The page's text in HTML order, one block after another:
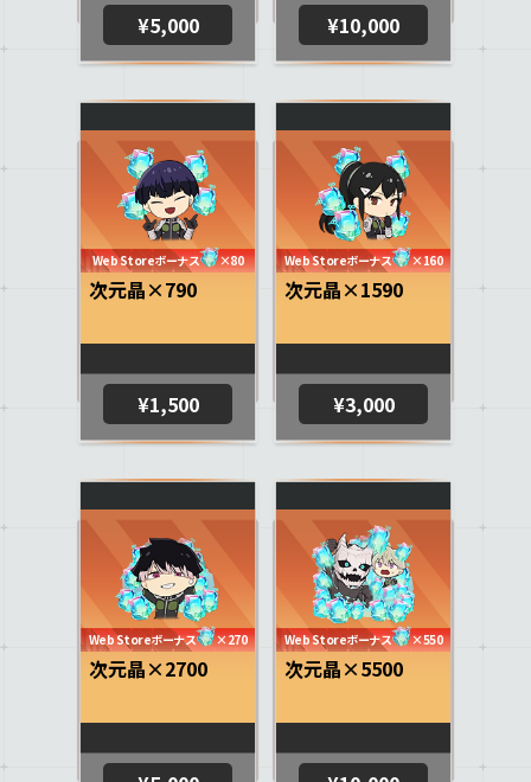
¥5,000
¥10,000
次元晶×790
Web Storeボーナス ×80
¥1,500
次元晶×1590
Web Storeボーナス ×160
¥3,000
次元晶×2700
Web Storeボーナス ×270
次元晶×5500
Web Storeボーナス ×550